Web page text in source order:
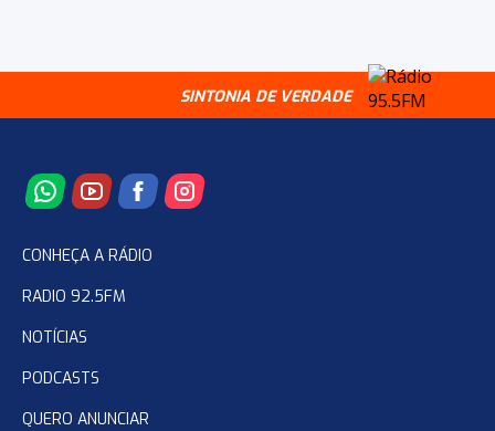
SINTONIA DE VERDADE
CONHEÇA A RÁDIO
RADIO 92.5FM
NOTÍCIAS
PODCASTS
QUERO ANUNCIAR